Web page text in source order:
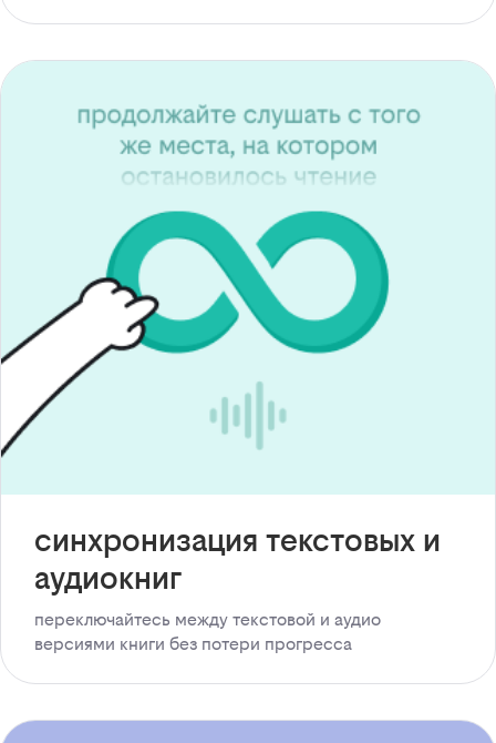
синхронизация текстовых и
аудиокниг
переключайтесь между текстовой и аудио
версиями книги без потери прогресса